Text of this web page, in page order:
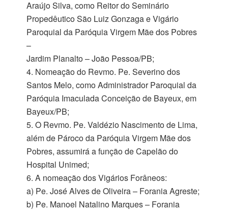
Araújo Silva, como Reitor do Seminário
Propedêutico São Luiz Gonzaga e Vigário
Paroquial da Paróquia Virgem Mãe dos Pobres
–
Jardim Planalto – João Pessoa/PB;
Nomeação do Revmo. Pe. Severino dos
Santos Melo, como Administrador Paroquial da
Paróquia Imaculada Conceição de Bayeux, em
Bayeux/PB;
O Revmo. Pe. Valdézio Nascimento de Lima,
além de Pároco da Paróquia Virgem Mãe dos
Pobres, assumirá a função de Capelão do
Hospital Unimed;
A nomeação dos Vigários Forâneos:
a) Pe. José Alves de Oliveira – Forania Agreste;
b) Pe. Manoel Natalino Marques – Forania